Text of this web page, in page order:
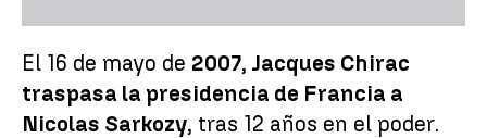
El 16 de mayo de 2007, Jacques Chirac
traspasa la presidencia de Francia a
Nicolas Sarkozy, tras 12 años en el poder.